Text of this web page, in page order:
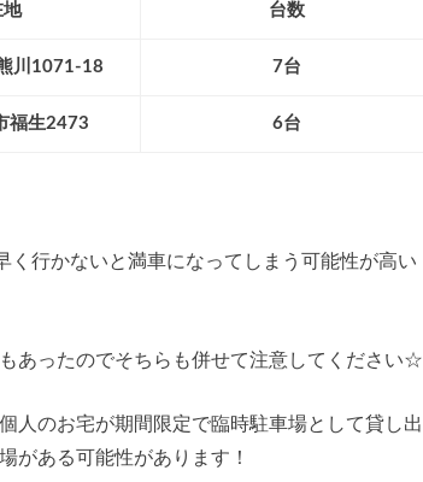
地 台数
川1071-18 7台
福生2473 6台
行かないと満車になってしまう可能性が高い
あったのでそちらも併せて注意してください☆
人のお宅が期間限定で臨時駐車場として貸し出
がある可能性があります！